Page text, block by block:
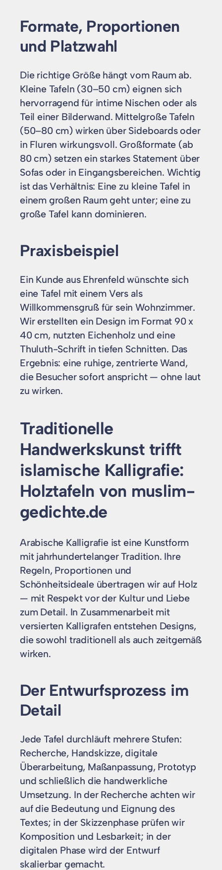
Formate, Proportionen
und Platzwahl
Die richtige Größe hängt vom Raum ab.
Kleine Tafeln (30–50 cm) eignen sich
hervorragend für intime Nischen oder als
Teil einer Bilderwand. Mittelgroße Tafeln
(50–80 cm) wirken über Sideboards oder
in Fluren wirkungsvoll. Großformate (ab
80 cm) setzen ein starkes Statement über
Sofas oder in Eingangsbereichen. Wichtig
ist das Verhältnis: Eine zu kleine Tafel in
einem großen Raum geht unter; eine zu
große Tafel kann dominieren.
Praxisbeispiel
Ein Kunde aus Ehrenfeld wünschte sich
eine Tafel mit einem Vers als
Willkommensgruß für sein Wohnzimmer.
Wir erstellten ein Design im Format 90 x
40 cm, nutzten Eichenholz und eine
Thuluth-Schrift in tiefen Schnitten. Das
Ergebnis: eine ruhige, zentrierte Wand,
die Besucher sofort anspricht — ohne laut
zu wirken.
Traditionelle
Handwerkskunst trifft
islamische Kalligrafie:
Holztafeln von muslim-
gedichte.de
Arabische Kalligrafie ist eine Kunstform
mit jahrhundertelanger Tradition. Ihre
Regeln, Proportionen und
Schönheitsideale übertragen wir auf Holz
— mit Respekt vor der Kultur und Liebe
zum Detail. In Zusammenarbeit mit
versierten Kalligrafen entstehen Designs,
die sowohl traditionell als auch zeitgemäß
wirken.
Der Entwurfsprozess im
Detail
Jede Tafel durchläuft mehrere Stufen:
Recherche, Handskizze, digitale
Überarbeitung, Maßanpassung, Prototyp
und schließlich die handwerkliche
Umsetzung. In der Recherche achten wir
auf die Bedeutung und Eignung des
Textes; in der Skizzenphase prüfen wir
Komposition und Lesbarkeit; in der
digitalen Phase wird der Entwurf
skalierbar gemacht.